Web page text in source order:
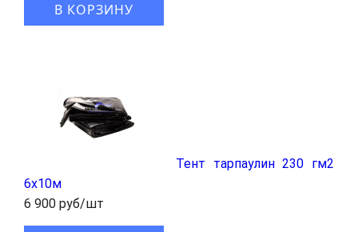
В КОРЗИНУ
Тент тарпаулин 230 гм2
6x10м
6 900 руб/шт